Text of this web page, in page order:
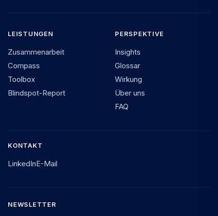
LEISTUNGEN
Zusammenarbeit
Compass
Toolbox
Blindspot-Report
PERSPEKTIVE
Insights
Glossar
Wirkung
Über uns
FAQ
KONTAKT
LinkedInE-Mail
NEWSLETTER